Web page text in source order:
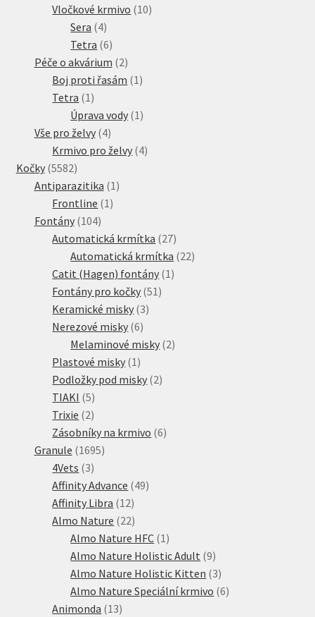
Vločkové krmivo 1010
Sera 44
produkty
Tetra 66
produktů
Péče o akvárium 22
produkty
Boj proti řasám 1 1
Tetra 1 1
produkt
Úprava vody 1 1
Vše pro želvy 44
produkty
Krmivo pro želvy 44
Kočky 55825582
produktů
Antiparazitika 1 1
Frontline 1 1
Fontány 104104
produktů
Automatická krmítka 2727
produktů
Automatická krmítka 2222
Catit (Hagen) fontány 1 1
Fontány pro kočky 51 51
Keramické misky 33
Nerezové misky 66
produktů
Melaminové misky 22
Plastové misky 1 1
produkt
Podložky pod misky 22
TIAKI 55
produktů
Trixie 22
produkty
Zásobníky na krmivo 66
Granule 16951695
4Vets 33
produkty
Affinity Advance 4949
Affinity Libra 1212
produktů
Almo Nature 2222
produktů
Almo Nature HFC 1 1
produkt
Almo Nature Holistic Adult 99
produktů
Almo Nature Holistic Kitten 33
produkty
Almo Nature Speciální krmivo 66
Animonda 1313